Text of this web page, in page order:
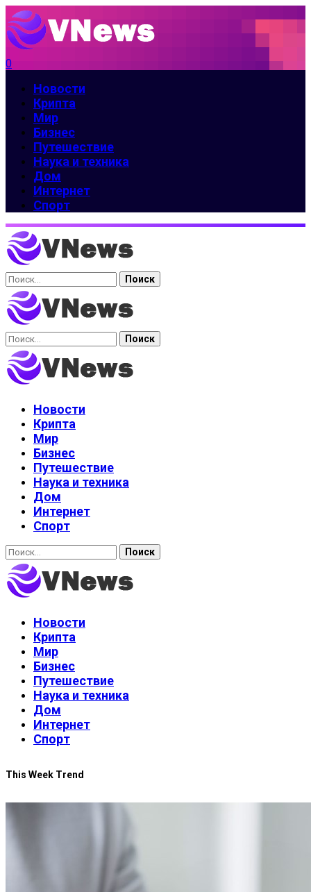
0
Новости
Крипта
Мир
Бизнес
Путешествие
Наука и техника
Дом
Интернет
Спорт
Найти:
Найти:
Новости
Крипта
Мир
Бизнес
Путешествие
Наука и техника
Дом
Интернет
Спорт
Найти:
Новости
Крипта
Мир
Бизнес
Путешествие
Наука и техника
Дом
Интернет
Спорт
This Week Trend